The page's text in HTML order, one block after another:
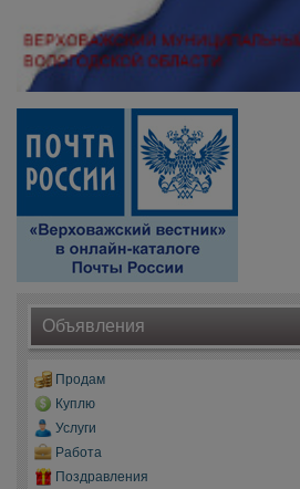
Объявления
Продам
Куплю
Услуги
Работа
Поздравления